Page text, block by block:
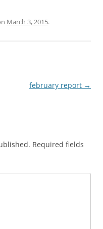
March 3, 2015.
february report →
Required fields